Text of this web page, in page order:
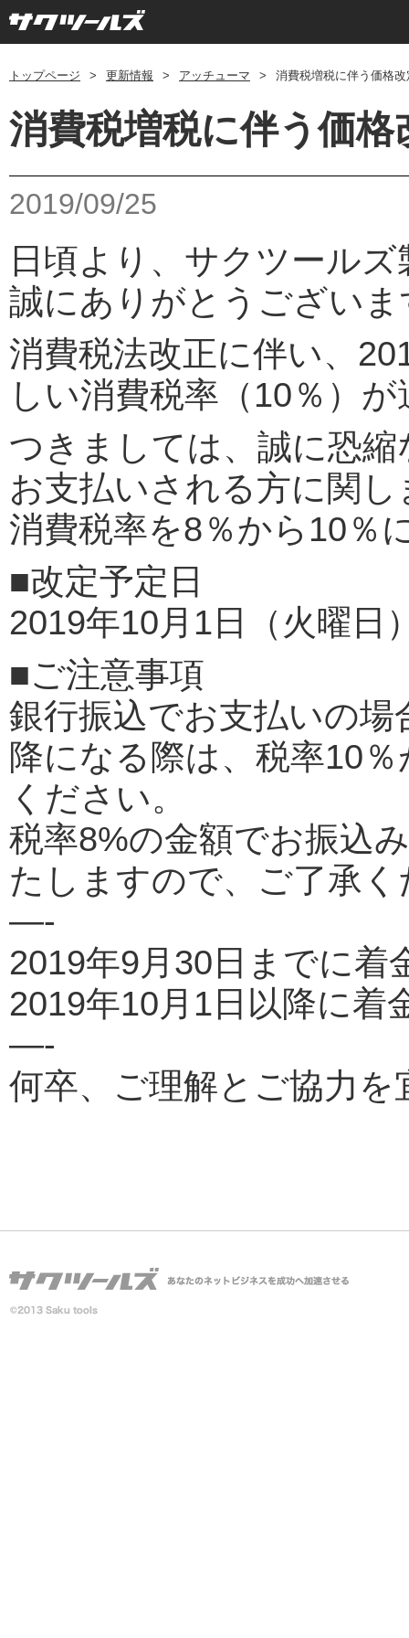
トップページ > 更新情報 > アッチューマ > 消費税増税に伴う価格
消費税増税に伴う価
2019/09/25
日頃より、サクツール
誠にありがとうございま
消費税法改正に伴い、
しい消費税率（10％）
つきましては、誠に恐
お支払いされる方に関し
消費税率を8％から10％
■改定予定日
2019年10月1日（火曜日
■ご注意事項
銀行振込でお支払いの場
降になる際は、税率10
ください。
税率8%の金額でお振込
たしますので、ご了承く
—-
2019年9月30日までに
2019年10月1日以降に
—-
何卒、ご理解とご協力